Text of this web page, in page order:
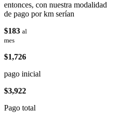
entonces, con nuestra modalidad
de pago por km serían
$183 al
mes
$1,726
pago inicial
$3,922
Pago total